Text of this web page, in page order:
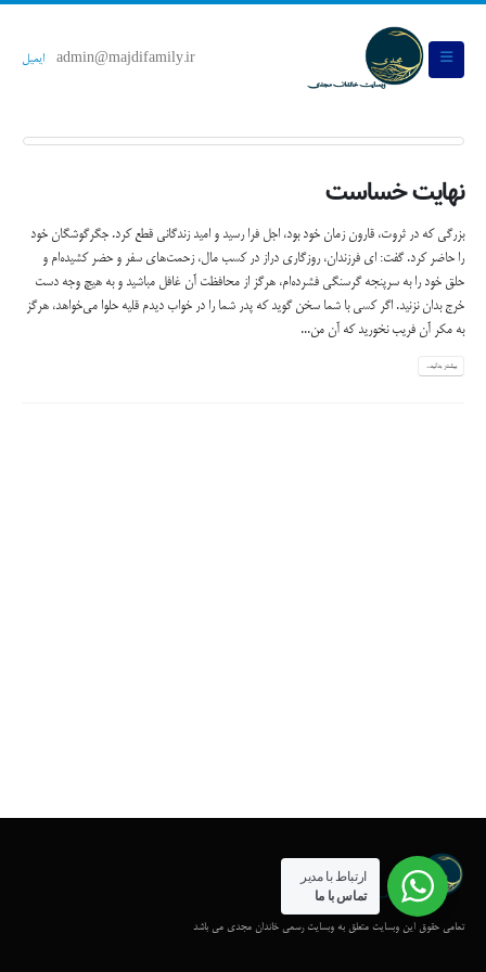
admin@majdifamily.ir ایمیل
نهايت خساست
بزرگي كه در ثروت، قارون زمان خود بود، اجل فرا رسيد و اميد زندگاني قطع كرد. جگر‌گوشگان خود
را حاضر كرد. گفت: اي فرزندان، روزگاري دراز در كسب مال، زحمت‌هاي سفر و حضر كشيده‌ام و
حلق خود را به سرپنجه گرسنگي فشرده‌ام، هرگز از محافظت آن غافل مباشيد و به هيچ وجه دست
خرج بدان نزنيد. اگر كسي با شما سخن گويد كه پدر شما را در خواب ديدم قليه حلوا مي‌خواهد، هرگز
به مكر آن فريب نخوريد كه آن من...
بیشتر بدانید...
تمامی حقوق این وبسایت متعلق به وبسایت رسمی خاندان مجدی می باشد
ارتباط با مدیر
تماس با ما